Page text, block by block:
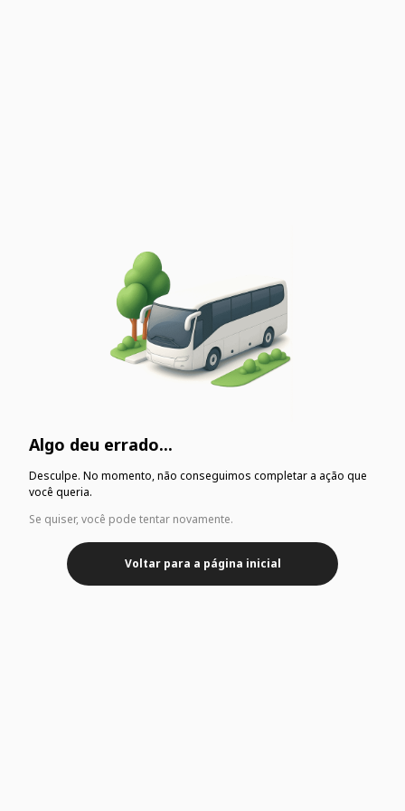
Algo deu errado...
Desculpe. No momento, não conseguimos completar a ação que
você queria.
Se quiser, você pode tentar novamente.
Voltar para a página inicial